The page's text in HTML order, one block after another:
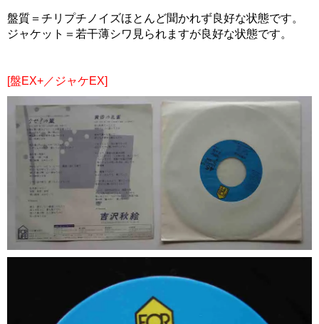
盤質＝チリプチノイズほとんど聞かれず良好な状態です。
ジャケット＝若干薄シワ見られますが良好な状態です。
[盤EX+／ジャケEX]